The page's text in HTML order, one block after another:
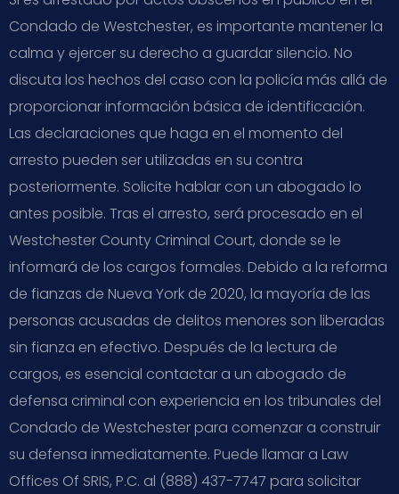
Condado de Westchester, es importante mantener la
calma y ejercer su derecho a guardar silencio. No
discuta los hechos del caso con la policía más allá de
proporcionar información básica de identificación.
Las declaraciones que haga en el momento del
arresto pueden ser utilizadas en su contra
posteriormente. Solicite hablar con un abogado lo
antes posible. Tras el arresto, será procesado en el
Westchester County Criminal Court, donde se le
informará de los cargos formales. Debido a la reforma
de fianzas de Nueva York de 2020, la mayoría de las
personas acusadas de delitos menores son liberadas
sin fianza en efectivo. Después de la lectura de
cargos, es esencial contactar a un abogado de
defensa criminal con experiencia en los tribunales del
Condado de Westchester para comenzar a construir
su defensa inmediatamente. Puede llamar a Law
Offices Of SRIS, P.C. al (888) 437-7747 para solicitar